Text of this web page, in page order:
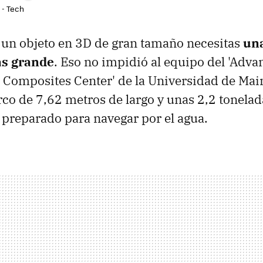
Tech
objeto en 3D de gran tamaño necesitas
grande. Eso no impidió al equipo del
Center' de la Universidad de
de 7,62 metros de largo y unas 2,2
para navegar por el agua.